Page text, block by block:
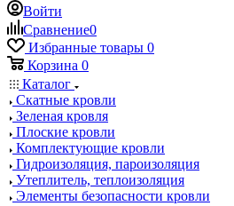
Войти
Сравнение0
Избранные товары 0
Корзина 0
Каталог
Скатные кровли
Зеленая кровля
Плоские кровли
Комплектующие кровли
Гидроизоляция, пароизоляция
Утеплитель, теплоизоляция
Элементы безопасности кровли